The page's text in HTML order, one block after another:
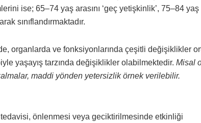
ise; 65–74 yaş arasını ‘geç yetişkinlik’, 75–84 yaş
sınıflandırmaktadır.
organlarda ve fonksiyonlarında çeşitli değişiklikler
yaşayış tarzında değişiklikler olabilmektedir. Misal
maddi yönden yetersizlik örnek verilebilir.
tedavisi, önlenmesi veya geciktirilmesinde etkinliği